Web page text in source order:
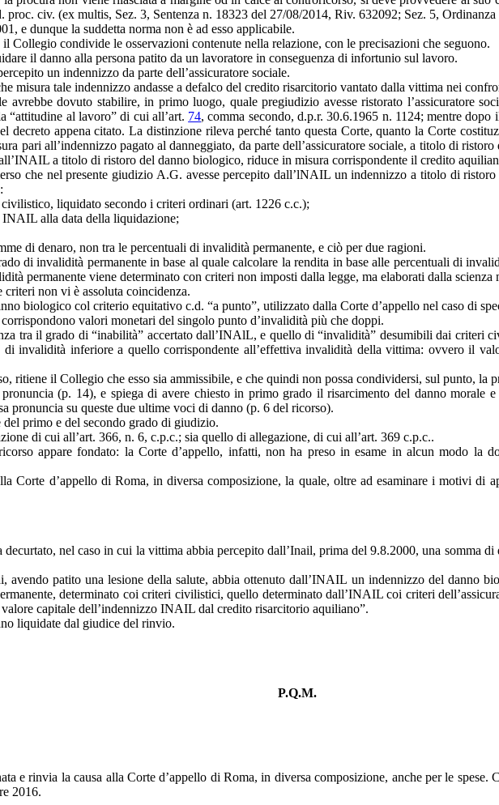
proc. civ. (ex multis, Sez. 3, Sentenza n. 18323 del 27/08/2014, Riv. 632092; Sez. 5,
e dunque la suddetta norma non è ad esso applicabile.
Collegio condivide le osservazioni contenute nella relazione, con le precisazioni che seguono.
il danno alla persona patito da un lavoratore in conseguenza di infortunio sul lavoro.
un indennizzo da parte dell’assicuratore sociale.
misura tale indennizzo andasse a defalco del credito risarcitorio vantato dalla vittima nei
avrebbe dovuto stabilire, in primo luogo, quale pregiudizio avesse ristorato l’assicuratore
“attitudine al lavoro” di cui all’art. 74, comma secondo, d.p.r. 30.6.1965 n. 1124; mentre
decreto appena citato. La distinzione rileva perché tanto questa Corte, quanto la Corte
pari all’indennizzo pagato al danneggiato, da parte dell’assicuratore sociale, a titolo di
a titolo di ristoro del danno biologico, riduce in misura corrispondente il credito
che nel presente giudizio A.G. avesse percepito dall’lNAIL un indennizzo a titolo di
liquidato secondo i criteri ordinari (art. 1226 c.c.);
alla data della liquidazione;
di denaro, non tra le percentuali di invalidità permanente, e ciò per due ragioni.
di invalidità permanente in base al quale calcolare la rendita in base alle percentuali di
permanente viene determinato con criteri non imposti dalla legge, ma elaborati dalla scienza
non vi è assoluta coincidenza.
biologico col criterio equitativo c.d. “a punto”, utilizzato dalla Corte d’appello nel caso di
valori monetari del singolo punto d’invalidità più che doppi.
tra il grado di “inabilità” accertato dall’INAlL, e quello di “invalidità” desumibili dai criteri
invalidità inferiore a quello corrispondente all’effettiva invalidità della vittima: ovvero il
ritiene il Collegio che esso sia ammissibile, e che quindi non possa condividersi, sul punto, la
(p. 14), e spiega di avere chiesto in primo grado il risarcimento del danno morale
pronuncia su queste due ultime voci di danno (p. 6 del ricorso).
primo e del secondo grado di giudizio.
di cui all’art. 366, n. 6, c.p.c.; sia quello di allegazione, di cui all’art. 369 c.p.c..
appare fondato: la Corte d’appello, infatti, non ha preso in esame in alcun modo la
Corte d’appello di Roma, in diversa composizione, la quale, oltre ad esaminare i motivi di
nel caso in cui la vittima abbia percepito dall’Inail, prima del 9.8.2000, una somma
avendo patito una lesione della salute, abbia ottenuto dall’INAIL un indennizzo del danno
determinato coi criteri civilistici, quello determinato dall’INAIL coi criteri
capitale dell’indennizzo INAIL dal credito risarcitorio aquiliano”.
liquidate dal giudice del rinvio.
P.Q.M.
e rinvia la causa alla Corte d’appello di Roma, in diversa composizione, anche per le
2016.